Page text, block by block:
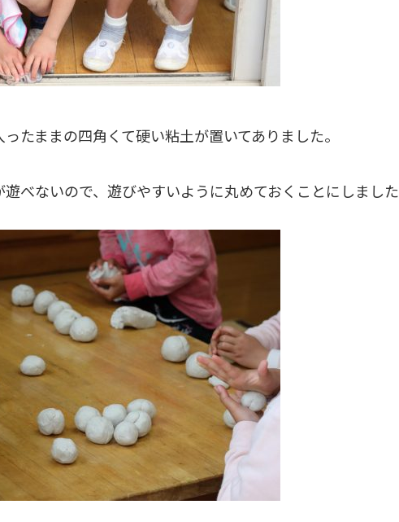
たままの四角くて硬い粘土が置いてありました。
遊べないので、遊びやすいように丸めておくことにしました